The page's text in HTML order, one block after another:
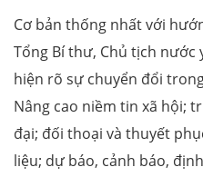
Cơ bản thống nhất với
Tổng Bí thư, Chủ tịch nước
hiện rõ sự chuyển đổi
Nâng cao niềm tin xã hội;
đại; đối thoại và thuyết
liệu; dự báo, cảnh báo,